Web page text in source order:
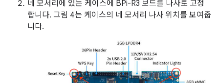
네 모서리에 있는 케이스에 BPi-R3 보드를 나사로 고정
합니다. 그림 4는 케이스의 네 모서리 나사 위치를 보여줍
니다.